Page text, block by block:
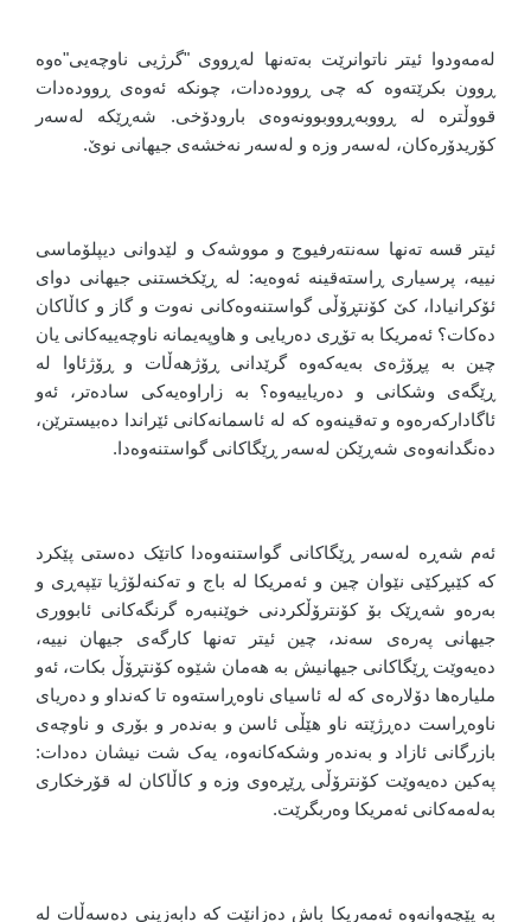
لەمەودوا ئیتر ناتوانرێت بەتەنها لەڕووی "گرژیی ناوچەیی"ەوە
ڕوون بکرێتەوە کە چی ڕوودەدات، چونکە ئەوەی ڕوودەدات
قووڵترە لە ڕووبەڕووبوونەوەی بارودۆخی. شەڕێکە لەسەر
کۆریدۆرەکان، لەسەر وزە و لەسەر نەخشەی جیهانی نوێ.
ئیتر قسە تەنها سەنتەرفیوج و مووشەک و لێدوانی دیپلۆماسی
نییە، پرسیاری ڕاستەقینە ئەوەیە: لە ڕێکخستنی جیهانی دوای
ئۆکرانیادا، کێ کۆنتڕۆڵی گواستنەوەکانی نەوت و گاز و کاڵاکان
دەکات؟ ئەمریکا بە تۆڕی دەریایی و هاوپەیمانە ناوچەییەکانی یان
چین بە پڕۆژەی بەیەکەوە گرێدانی ڕۆژهەڵات و ڕۆژئاوا لە
ڕێگەی وشکانی و دەریاییەوە؟ بە زاراوەیەکی سادەتر، ئەو
ئاگادارکەرەوە و تەقینەوە کە لە ئاسمانەکانی ئێراندا دەبیسترێن،
دەنگدانەوەی شەڕێکن لەسەر ڕێگاکانی گواستنەوەدا.
ئەم شەڕە لەسەر ڕێگاکانی گواستنەوەدا کاتێک دەستی پێکرد
کە کێبڕکێی نێوان چین و ئەمریکا لە باج و تەکنەلۆژیا تێپەڕی و
بەرەو شەڕێک بۆ کۆنترۆڵکردنی خوێنبەرە گرنگەکانی ئابووری
جیهانی پەرەی سەند، چین ئیتر تەنها کارگەی جیهان نییە،
دەیەوێت ڕێگاکانی جیهانیش بە هەمان شێوە کۆنتڕۆڵ بکات، ئەو
ملیارەها دۆلارەی کە لە ئاسیای ناوەڕاستەوە تا کەنداو و دەریای
ناوەڕاست دەڕژێتە ناو هێڵی ئاسن و بەندەر و بۆری و ناوچەی
بازرگانی ئازاد و بەندەر وشکەکانەوە، یەک شت نیشان دەدات:
پەکین دەیەوێت کۆنترۆڵی ڕێڕەوی وزە و کاڵاکان لە قۆرخکاری
بەلەمەکانی ئەمریکا وەربگرێت.
بە پێچەوانەوە ئەمەریکا باش دەزانێت کە دابەزینی دەسەڵات لە